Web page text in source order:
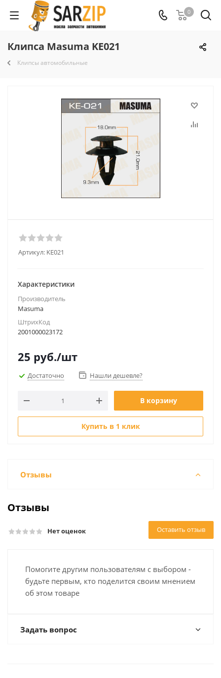
0
Клипса Masuma KE021
Клипсы автомобильные
Артикул: KE021
Характеристики
Производитель
Masuma
ШтрихКод
2001000023172
25 руб./шт
Достаточно Нашли дешевле?
В корзину
Купить в 1 клик
Отзывы
Отзывы
Нет оценок Оставить отзыв
Помогите другим пользователям с выбором -
будьте первым, кто поделится своим мнением
об этом товаре
Задать вопрос